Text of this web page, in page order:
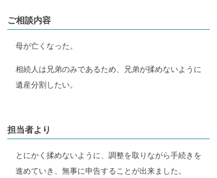
ご相談内容
母が亡くなった。
相続人は兄弟のみであるため、兄弟が揉めないように
遺産分割したい。
担当者より
とにかく揉めないように、調整を取りながら手続きを
進めていき、無事に申告することが出来ました。